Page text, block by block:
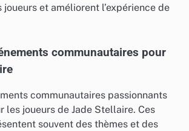
joueurs et améliorent l’expérience de
communautaires pour
communautaires passionnants
les joueurs de Jade Stellaire. Ces
souvent des thèmes et des